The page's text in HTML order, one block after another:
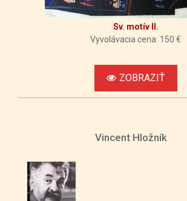
Sv. motív II.
Vyvolávacia cena: 150 €
ZOBRAZIŤ
Vincent Hložník